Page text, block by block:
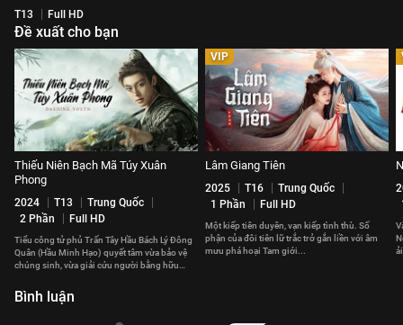
T13 Full HD
Đề xuất cho bạn
Thiếu Niên Bạch Mã Túy Xuân
Phong
2024 T13
Trung Quốc
2 Phần
Full HD
Tiểu công tử phủ Trấn Tây Hầu Bách Lý Đông
Quân (Hầu Minh Hạo) quyết tâm vừa bảo vệ
chúng sinh, vừa giải cứu người bằng hữu
VIP
Lâm Giang Tiên
2025 T16
Trung Quốc
1 Phần
Full HD
Một kiếp tiên duyên, vạn kiếp tình thù. Số
phận của đôi tiên lữ trắc trở gắn liền với âm
mưu phá hoại Tam giới...
Bình luận